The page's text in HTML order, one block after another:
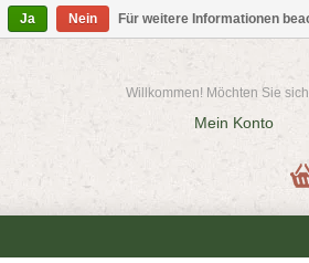
Willkommen! Möchten Sie sich
Mein Konto
Ja Nein Für weitere Informationen